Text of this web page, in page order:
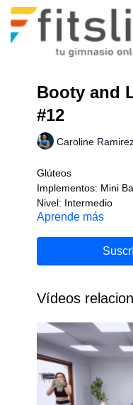
Booty and
#12
Caroline
Glúteos
Implementos: Mini
Nivel: Intermedio
Aprende más
Vídeos